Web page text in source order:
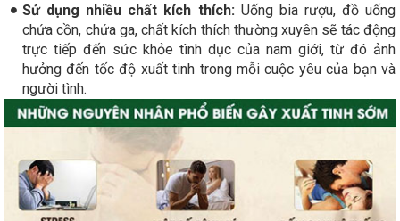
Sử dụng nhiều chất kích thích: Uống bia rượu, đồ uống
chứa cồn, chứa ga, chất kích thích thường xuyên sẽ tác động
trực tiếp đến sức khỏe tình dục của nam giới, từ đó ảnh
hưởng đến tốc độ xuất tinh trong mỗi cuộc yêu của bạn và
người tình.